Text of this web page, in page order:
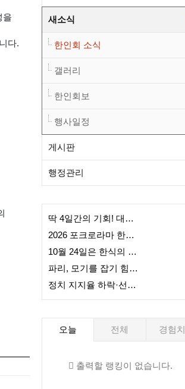
을
다.
새소식
한인회 소식
갤러리
한인회보
행사일정
게시판
행정관리
딱 4일간의 기회! 대한항공 20% 역대급 할인 , 7/13(월)까지
2026 포크로라마 한국관 업체 입점 신청 마감일 공고
10월 24일은 한식의 날… 국회 본회의 통과
파리, 모기를 잡기 힘든 이유 밝혀졌다
정치 지지율 하락·선거 재검표·반도체발 자산 격차… 6월 23일 한국 주요 이슈 정리
오늘 전체 경험치
출력할 랭킹이 없습니다.